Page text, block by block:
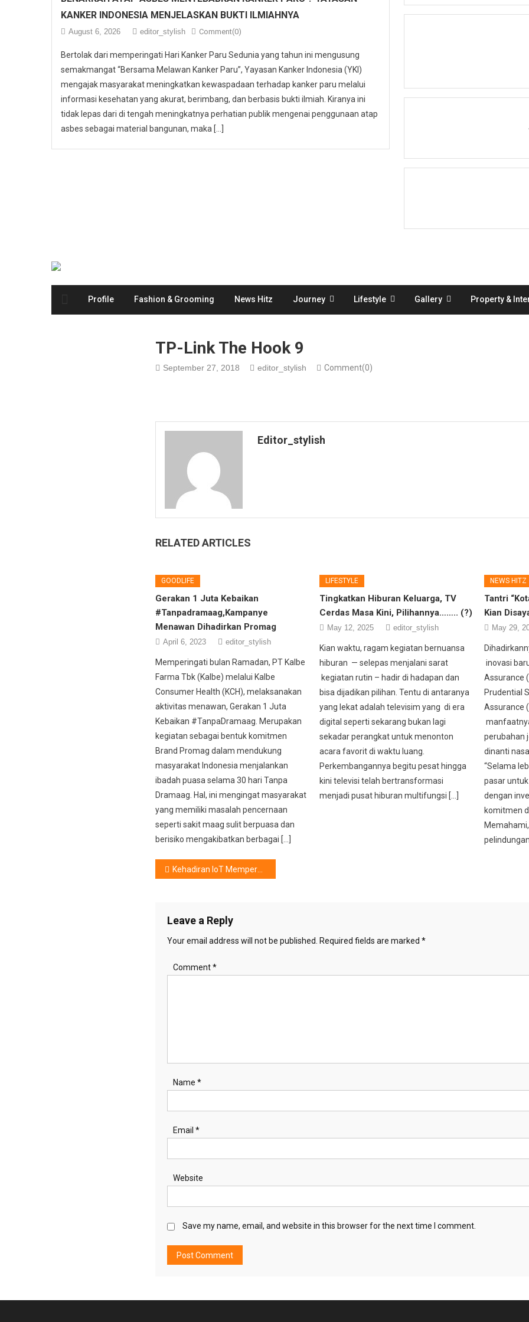
KANKER INDONESIA MENJELASKAN BUKTI ILMIAHNYA
August 6, 2026 editor_stylish Comment(0)
Bertolak dari memperingati Hari Kanker Paru Sedunia yang tahun ini mengusung
semakmangat “Bersama Melawan Kanker Paru”, Yayasan Kanker Indonesia (YKI)
mengajak masyarakat meningkatkan kewaspadaan terhadap kanker paru melalui
informasi kesehatan yang akurat, berimbang, dan berbasis bukti ilmiah. Kiranya ini
tidak lepas dari di tengah meningkatnya perhatian publik mengenai penggunaan atap
asbes sebagai material bangunan, maka […]
Profile Fashion & Grooming News Hitz Journey Lifestyle Gallery Property &
TP-Link The Hook 9
September 27, 2018 editor_stylish Comment(0)
Editor_stylish
RELATED ARTICLES
GOODLIFE
Gerakan 1 Juta Kebaikan
#Tanpadramaag,Kampanye
Menawan Dihadirkan Promag
April 6, 2023 editor_stylish
Memperingati bulan Ramadan, PT Kalbe
Farma Tbk (Kalbe) melalui Kalbe
Consumer Health (KCH), melaksanakan
aktivitas menawan, Gerakan 1 Juta
Kebaikan #TanpaDramaag. Merupakan
kegiatan sebagai bentuk komitmen
Brand Promag dalam mendukung
masyarakat Indonesia menjalankan
ibadah puasa selama 30 hari Tanpa
Dramaag. Hal, ini mengingat masyarakat
yang memiliki masalah pencernaan
seperti sakit maag sulit berpuasa dan
berisiko mengakibatkan berbagai […]
LIFESTYLE
Tingkatkan Hiburan Keluarga, TV
Cerdas Masa Kini, Pilihannya…….. (?)
May 12, 2025 editor_stylish
Kian waktu, ragam kegiatan bernuansa
hiburan — selepas menjalani sarat
kegiatan rutin – hadir di hadapan dan
bisa dijadikan pilihan. Tentu di antaranya
yang lekat adalah televisim yang di era
digital seperti sekarang bukan lagi
sekadar perangkat untuk menonton
acara favorit di waktu luang.
Perkembangannya begitu pesat hingga
kini televisi telah bertransformasi
menjadi pusat hiburan multifungsi […]
NEWS HITZ
Tantri
Kian
May 29,
inovasi
Assurance
Prudential
Assurance
perubahan
dinanti
“Selama
pasar
dengan
komitmen
Post
Kehadiran IoT Mempermudah Aktivitas Pengguna
Leave a Reply
Your email address will not be published. Required fields are marked *
Comment*
Name *
Email *
Website
Save my name, email, and website in this browser for the next time I comment.